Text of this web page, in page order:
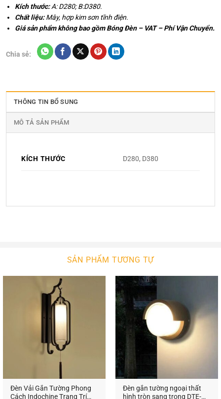
Kích thước:A: D280; B:D380.
Chất liệu:Mây, hợp kim sơn tĩnh điện.
Giá sản phẩm không bao gồm Bóng Đèn – VAT – Phí Vận Chuyển.
Chia sẻ:
THÔNG TIN BỔ SUNG
MÔ TẢ SẢN PHẨM
KÍCH THƯỚC D280, D380
SẢN PHẨM TƯƠNG TỰ
Đèn Vải Gắn Tường Phong
Cách Indochine Trang Trí
Đèn gắn tường ngoại thất
hình tròn sang trọng DTE-